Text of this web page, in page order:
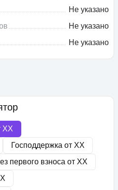
Не указано
Не указано
Не указано
XX
Господдержка от XX
первого взноса от XX